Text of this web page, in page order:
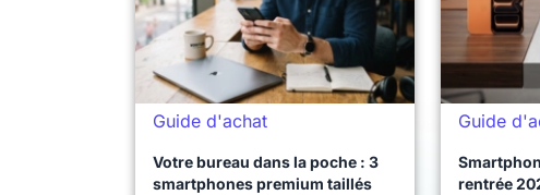
Guide d'achat
Votre bureau dans la poche : 3
smartphones premium taillés
Guide
rentrée